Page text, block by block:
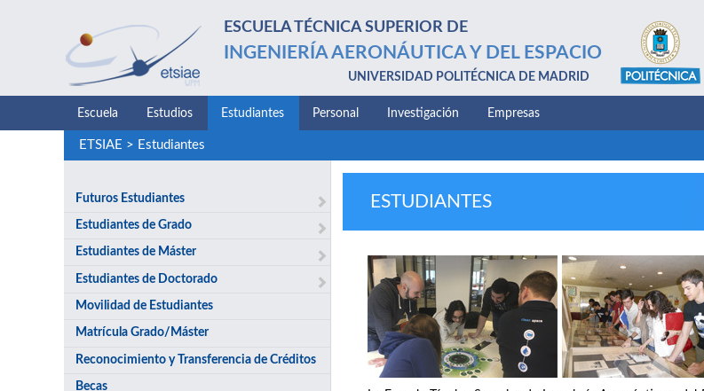
ESCUELA TÉCNICA SUPERIOR DE
INGENIERÍA AERONÁUTICA Y DEL ESPACIO
UNIVERSIDAD POLITÉCNICA DE MADRID
Escuela Estudios Estudiantes Personal Investigación Empresas
ETSIAE > Estudiantes
Futuros Estudiantes
Estudiantes de Grado
Estudiantes de Máster
Estudiantes de Doctorado
Movilidad de Estudiantes
Matrícula Grado/Máster
Reconocimiento y Transferencia de Créditos
Becas
ESTUDIANTES